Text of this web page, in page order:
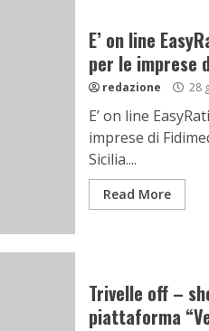
E’ on line
per le imprese
redazione 28
E’ on line
imprese di
Sicilia....
Read More
Trivelle off –
piattaforma